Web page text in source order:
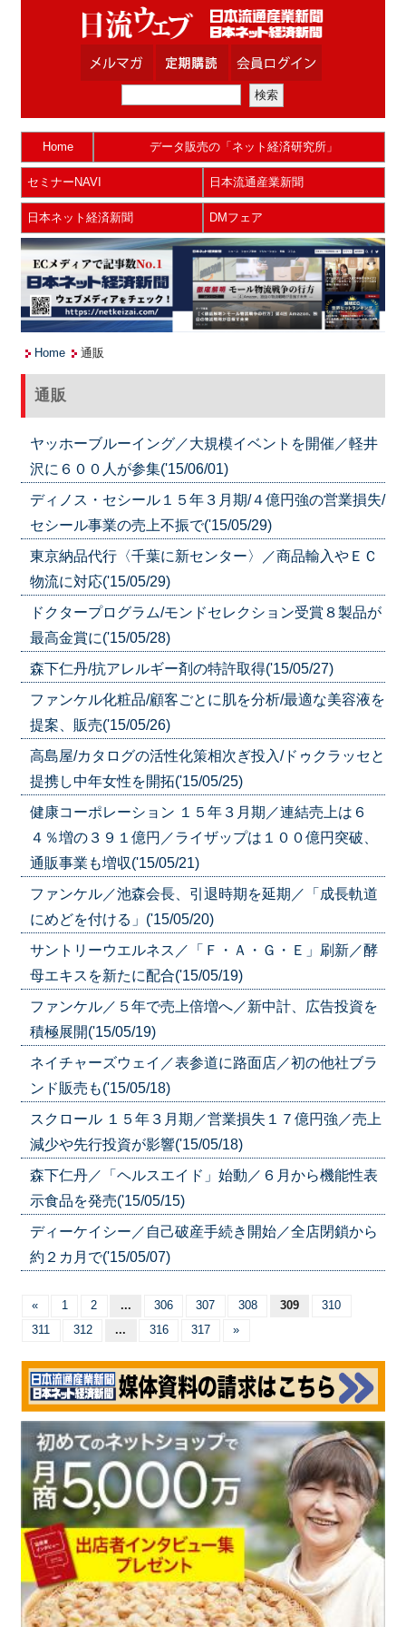
Home データ販売の「ネット経済研究所」
セミナーNAVI 日本流通産業新聞
日本ネット経済新聞 DMフェア
Home 通販
通販
ヤッホーブルーイング／大規模イベントを開催／軽井
沢に６００人が参集('15/06/01)
ディノス・セシール１５年３月期/４億円強の営業損失/
セシール事業の売上不振で('15/05/29)
東京納品代行〈千葉に新センター〉／商品輸入やＥＣ
物流に対応('15/05/29)
ドクタープログラム/モンドセレクション受賞８製品が
最高金賞に('15/05/28)
森下仁丹/抗アレルギー剤の特許取得('15/05/27)
ファンケル化粧品/顧客ごとに肌を分析/最適な美容液を
提案、販売('15/05/26)
高島屋/カタログの活性化策相次ぎ投入/ドゥクラッセと
提携し中年女性を開拓('15/05/25)
健康コーポレーション １５年３月期／連結売上は６
４％増の３９１億円／ライザップは１００億円突破、
通販事業も増収('15/05/21)
ファンケル／池森会長、引退時期を延期／「成長軌道
にめどを付ける」('15/05/20)
サントリーウエルネス／「Ｆ・Ａ・Ｇ・Ｅ」刷新／酵
母エキスを新たに配合('15/05/19)
ファンケル／５年で売上倍増へ／新中計、広告投資を
積極展開('15/05/19)
ネイチャーズウェイ／表参道に路面店／初の他社ブラ
ンド販売も('15/05/18)
スクロール １５年３月期／営業損失１７億円強／売上
減少や先行投資が影響('15/05/18)
森下仁丹／「ヘルスエイド」始動／６月から機能性表
示食品を発売('15/05/15)
ディーケイシー／自己破産手続き開始／全店閉鎖から
約２カ月で('15/05/07)
« 1 2 ... 306 307 308 309
310
311
312 ... 316 317 »